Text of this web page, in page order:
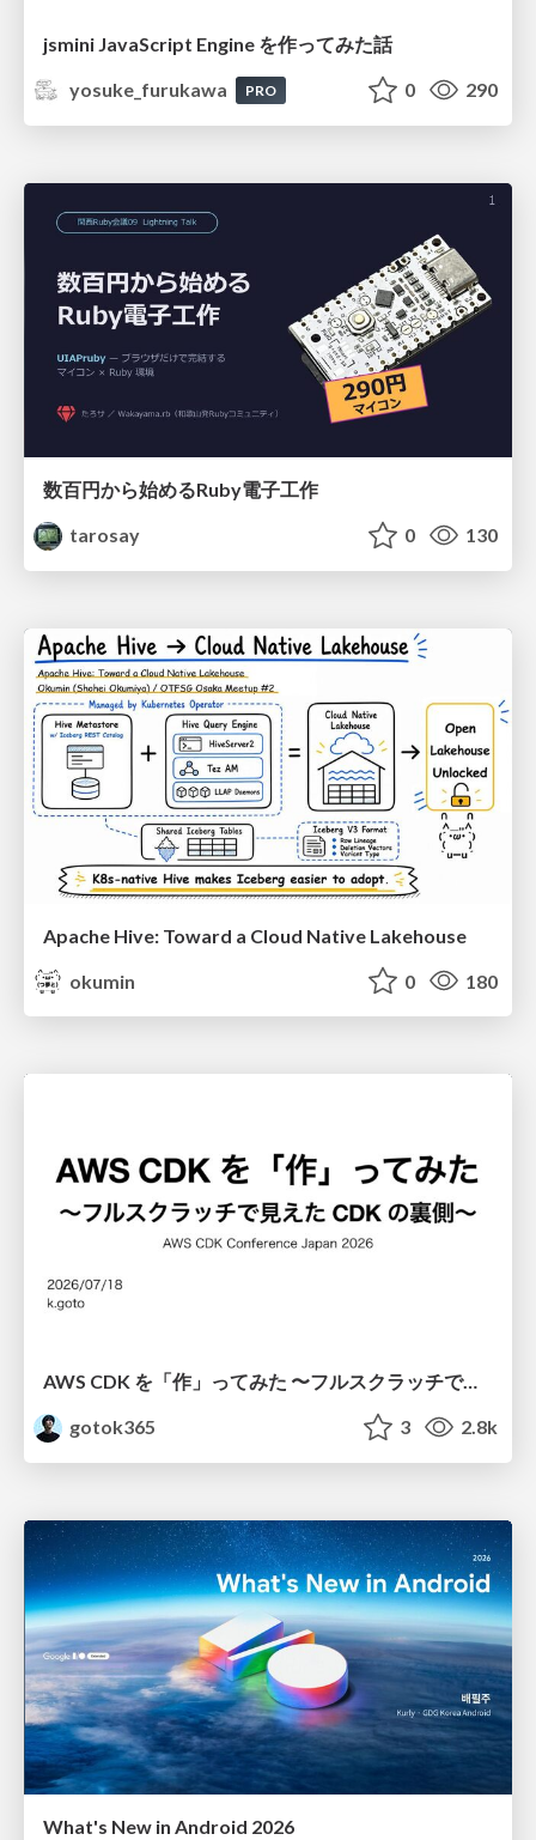
jsmini JavaScript Engine を作ってみた話
yosuke_furukawa
PRO 0 290
数百円から始めるRuby電子工作
tarosay
0 130
Apache Hive: Toward a Cloud Native Lakehouse
okumin
0 180
AWS CDK を「作」ってみた 〜フルスクラッチで見えた CDK の裏側〜 / aws-cdk-from-scratch
gotok365
3 2.8k
What's New in Android 2026